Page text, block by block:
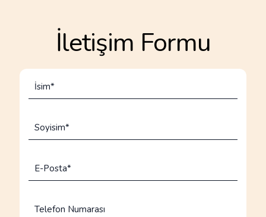
İletişim Formu